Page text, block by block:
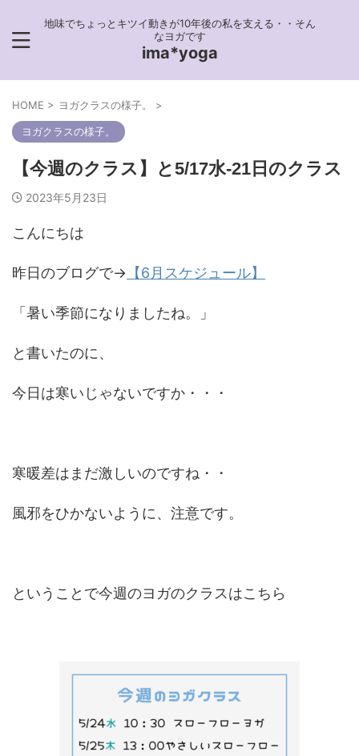
地味でちょっとキツイ動きが10年後の私を支える・・そん
なヨガです
ima*yoga
HOME > ヨガクラスの様子。 >
ヨガクラスの様子。
【今週のクラス】と5/17水-21日のクラス
2023年5月23日
こんにちは
昨日のブログで→ 【6月スケジュール】
「暑い季節になりましたね。」
と書いたのに、
今日は寒いじゃないですか・・・
寒暖差はまだ激しいのですね・・
風邪をひかないように、注意です。
ということで今週のヨガのクラスはこちら